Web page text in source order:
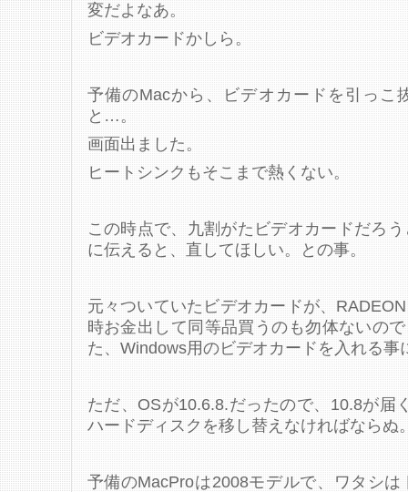
変だよなあ。
ビデオカードかしら。
予備のMacから、ビデオカードを引っこ
と…。
画面出ました。
ヒートシンクもそこまで熱くない。
この時点で、九割がたビデオカードだろ
に伝えると、直してほしい。との事。
元々ついていたビデオカードが、
時お金出して同等品買うのも勿体ないの
た、Windows用のビデオカードを入れる事
ただ、OSが10.6.8.だったので、10.8が届
ハードディスクを移し替えなければならぬ
予備のMacProは2008モデルで、ワタシ